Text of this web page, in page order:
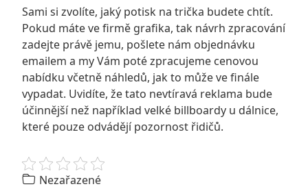
Sami si zvolíte, jaký potisk na trička budete chtít.
Pokud máte ve firmě grafika, tak návrh zpracování
zadejte právě jemu, pošlete nám objednávku
emailem a my Vám poté zpracujeme cenovou
nabídku včetně náhledů, jak to může ve finále
vypadat. Uvidíte, že tato nevtíravá reklama bude
účinnější než například velké billboardy u dálnice,
které pouze odvádějí pozornost řidičů.
Nezařazené